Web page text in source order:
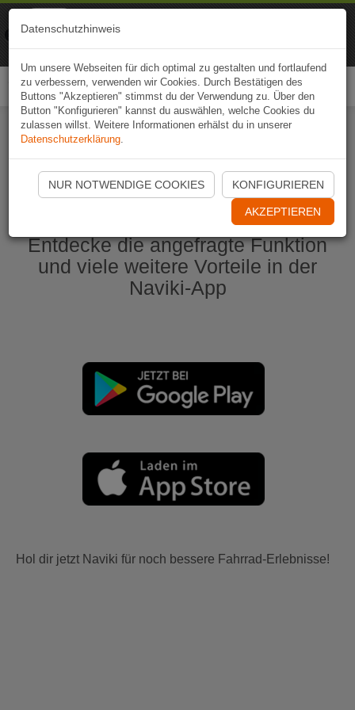
Naviki App jetzt öffnen
Entdecke die angefragte Funktion
und viele weitere Vorteile in der
Naviki-App
Hol dir jetzt Naviki für noch bessere Fahrrad-Erlebnisse!
Datenschutzhinweis
Um unsere Webseiten für dich optimal zu gestalten und fortlaufend
zu verbessern, verwenden wir Cookies. Durch Bestätigen des
Buttons "Akzeptieren" stimmst du der Verwendung zu. Über den
Button "Konfigurieren" kannst du auswählen, welche Cookies du
zulassen willst. Weitere Informationen erhälst du in unserer
Datenschutzerklärung.
NUR NOTWENDIGE COOKIES KONFIGURIEREN
AKZEPTIEREN
Naviki